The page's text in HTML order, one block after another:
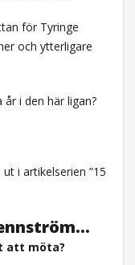
för Tyringe
och ytterligare
i den här ligan?
i artikelserien ”15
att möta?